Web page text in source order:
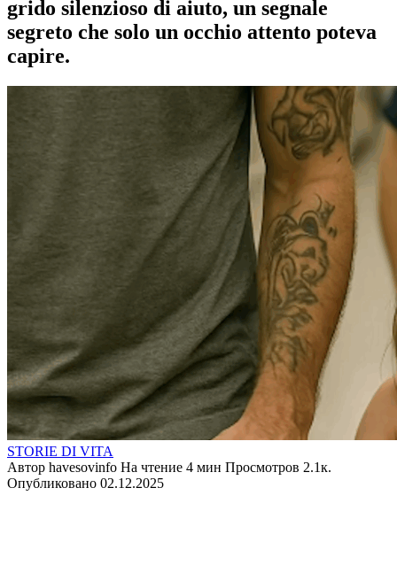
grido silenzioso di aiuto, un segnale
segreto che solo un occhio attento poteva
capire.
STORIE DI VITA
Автор havesovinfo На чтение 4 мин Просмотров 2.1к.
Опубликовано 02.12.2025